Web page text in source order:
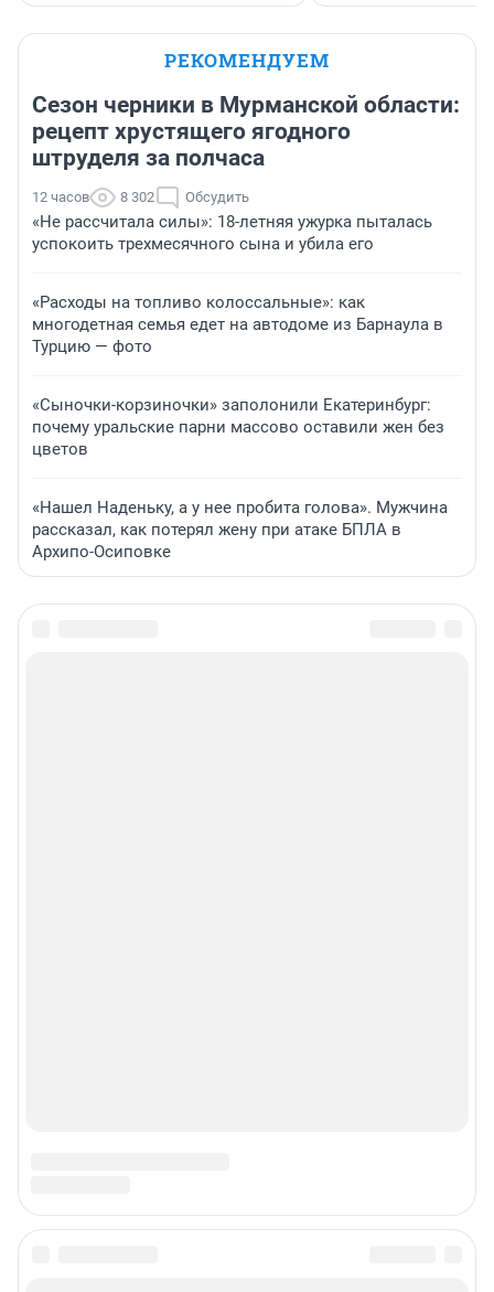
РЕКОМЕНДУЕМ
Сезон черники в Мурманской области:
рецепт хрустящего ягодного
штруделя за полчаса
12 часов 8 302 Обсудить
«Не рассчитала силы»: 18-летняя ужурка пыталась
успокоить трехмесячного сына и убила его
«Расходы на топливо колоссальные»: как
многодетная семья едет на автодоме из Барнаула в
Турцию — фото
«Сыночки-корзиночки» заполонили Екатеринбург:
почему уральские парни массово оставили жен без
цветов
«Нашел Наденьку, а у нее пробита голова». Мужчина
рассказал, как потерял жену при атаке БПЛА в
Архипо-Осиповке